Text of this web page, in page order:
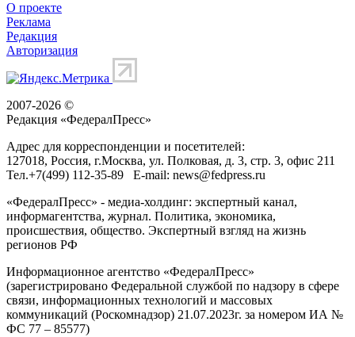
О проекте
Реклама
Редакция
Авторизация
2007-2026 ©
Редакция «ФедералПресс»
Адрес для корреспонденции и посетителей:
127018, Россия, г.Москва, ул. Полковая, д. 3, стр. 3, офис 211
Тел.+7(499) 112-35-89 E-mail: news@fedpress.ru
«ФедералПресс» - медиа-холдинг: экспертный канал,
информагентства, журнал. Политика, экономика,
происшествия, общество. Экспертный взгляд на жизнь
регионов РФ
Информационное агентство «ФедералПресс»
(зарегистрировано Федеральной службой по надзору в сфере
связи, информационных технологий и массовых
коммуникаций (Роскомнадзор) 21.07.2023г. за номером ИА №
ФС 77 – 85577)